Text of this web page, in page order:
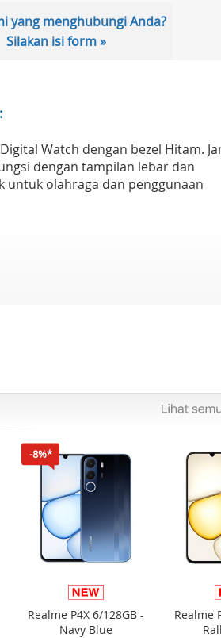
yang menghubungi Anda?
Silakan isi form »
Digital Watch dengan bezel Hitam.
dengan tampilan lebar dan
untuk olahraga dan penggunaan
x 14.3 mm
Resin / Aluminium
pakai 10 tahun
-8%*
Realme P4X 6/128GB -
Navy Blue
Realme